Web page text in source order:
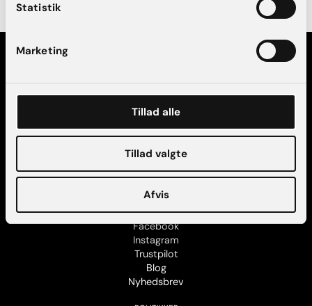
Statistik
Marketing
Tillad alle
Tillad valgte
Afvis
KONTAKT
AK Aesthetics Aarhus
Find vej og parkering
FØLG OS
Facebook
Instagram
Trustpilot
Blog
Nyhedsbrev